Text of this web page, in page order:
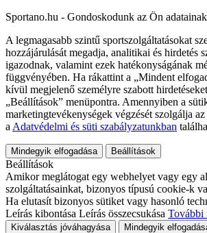
Sportano.hu - Gondoskodunk az Ön
A legmagasabb szintű sportszolgáltatásokat
hozzájárulását megadja, analitikai és hirdetés
igazodnak, valamint ezek hatékonyságának
függvényében. Ha rákattint a „Mindent
kívül megjelenő személyre szabott
„Beállítások” menüpontra. Amennyiben a
marketingtevékenységek végzését szolgálja
a Adatvédelmi és süti szabályzatunkban
Mindegyik elfogadása Beállítások
Beállítások
Amikor meglátogat egy webhelyet vagy egy
szolgáltatásainkat, bizonyos típusú cookie-k
Ha elutasít bizonyos sütiket vagy hasonló
Leírás kibontása Leírás összecsukása További
Kiválasztás jóváhagyása
Mindegyik